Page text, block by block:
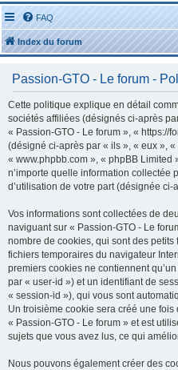
FAQ
Index du forum
Passion-GTO - Le forum -
Cette politique explique en détail
sociétés affiliées (désignés ci-après
« Passion-GTO - Le forum », « https://
(désigné ci-après par « ils », « eux »,
« www.phpbb.com », « phpBB Limited
n’importe quelle information collectée
d’utilisation de votre part (désignée
Vos informations sont collectées de
naviguant sur « Passion-GTO - Le
nombre de cookies, qui sont des
fichiers temporaires du navigateur
premiers cookies ne contiennent
par « user-id ») et un identifiant de
« session-id »), qui vous sont
Un troisième cookie sera créé une
« Passion-GTO - Le forum » et est
sujets que vous avez lus, ce qui
Nous pouvons également créer des